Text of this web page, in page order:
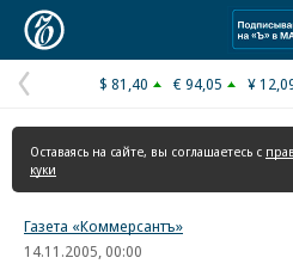
Предыдущая
страница
$ 81,40 € 94,05 ¥
Оставаясь на сайте, вы соглашаетесь с
куки
Газета «Коммерсантъ»
14.11.2005, 00:00